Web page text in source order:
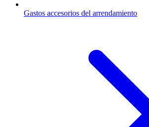
Gastos accesorios del arrendamiento